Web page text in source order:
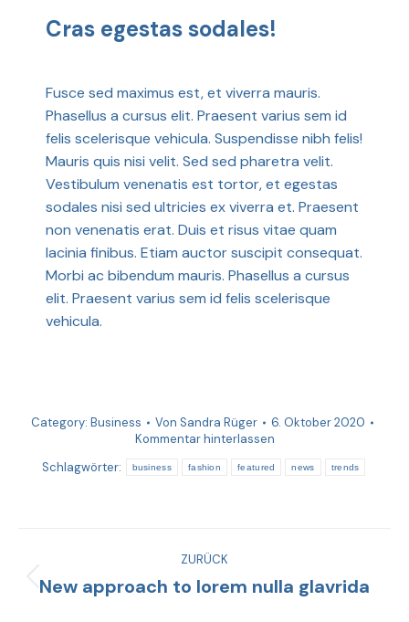
Cras egestas sodales!
Fusce sed maximus est, et viverra mauris.
Phasellus a cursus elit. Praesent varius sem id
felis scelerisque vehicula. Suspendisse nibh felis!
Mauris quis nisi velit. Sed sed pharetra velit.
Vestibulum venenatis est tortor, et egestas
sodales nisi sed ultricies ex viverra et. Praesent
non venenatis erat. Duis et risus vitae quam
lacinia finibus. Etiam auctor suscipit consequat.
Morbi ac bibendum mauris. Phasellus a cursus
elit. Praesent varius sem id felis scelerisque
vehicula.
Category: Business Von Sandra Rüger
6. Oktober 2020
Kommentar hinterlassen
Schlagwörter:
business fashion featured news trends
ZURÜCK
New approach to lorem nulla glavrida